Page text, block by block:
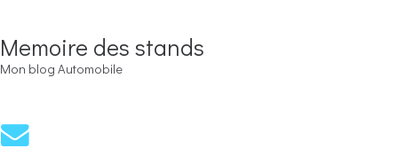
Memoire des stands
Mon blog Automobile